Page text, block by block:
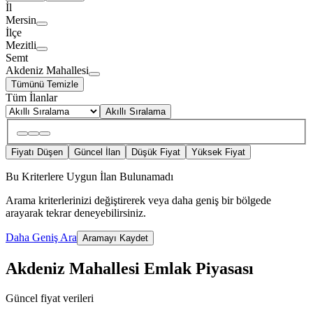
İl
Mersin
İlçe
Mezitli
Semt
Akdeniz Mahallesi
Tümünü Temizle
Tüm İlanlar
Akıllı Sıralama
Fiyatı Düşen Güncel İlan Düşük Fiyat Yüksek Fiyat
Bu Kriterlere Uygun İlan Bulunamadı
Arama kriterlerinizi değiştirerek veya daha geniş bir bölgede
arayarak tekrar deneyebilirsiniz.
Daha Geniş Ara Aramayı Kaydet
Akdeniz Mahallesi Emlak Piyasası
Güncel fiyat verileri